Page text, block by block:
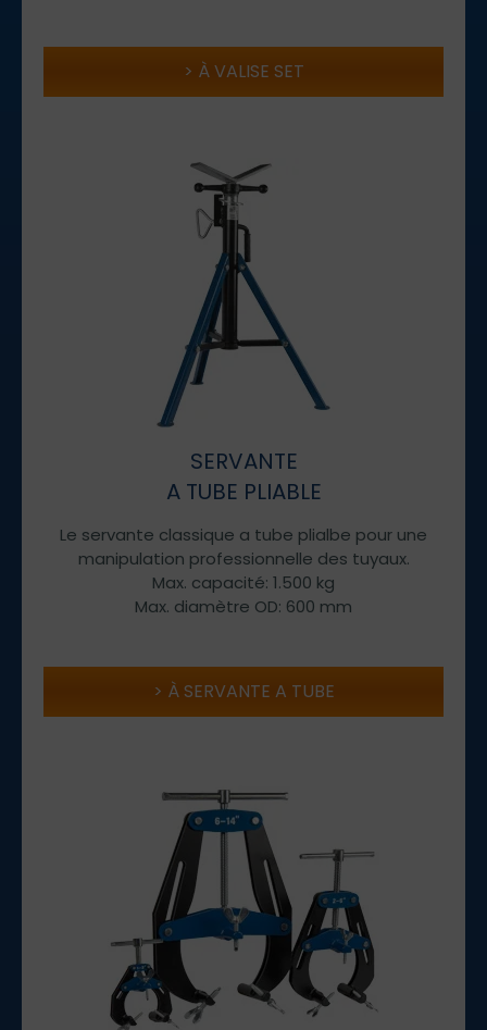
À VALISE SET
SERVANTE
A TUBE PLIABLE
Le servante classique a tube plialbe pour une
manipulation professionnelle des tuyaux.
Max. capacité: 1.500 kg
Max. diamètre OD: 600 mm
À SERVANTE A TUBE